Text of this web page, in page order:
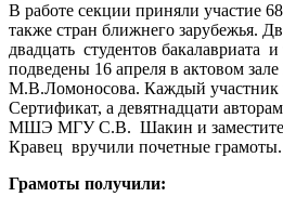
В работе секции приняли участие
также стран ближнего зарубежья.
двадцать студентов бакалавриата
подведены 16 апреля в актовом
М.В.Ломоносова. Каждый участник
Сертификат, а девятнадцати
МШЭ МГУ С.В. Шакин и
Кравец вручили почетные грамоты.
Грамоты получили: